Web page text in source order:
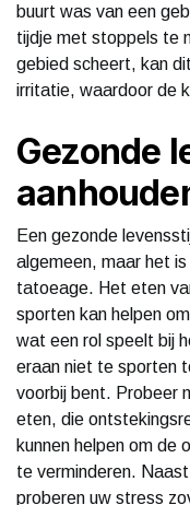
buurt was van een
tijdje met stoppels te
gebied scheert, kan
irritatie, waardoor de
Gezonde
Een gezonde
algemeen, maar het
tatoeage. Het eten
sporten kan helpen
wat een rol speelt bij
eraan niet te sporten
voorbij bent. Probeer
eten, die
kunnen helpen om de
te verminderen.
proberen uw stress